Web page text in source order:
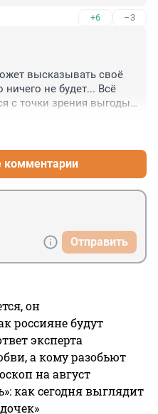
+6 –3
высказывать своё
не будет... Всё
с точки зрения выгоды
комментарии
Отправить
он
россияне будут
эксперта
а кому разобьют
на август
как сегодня выглядит